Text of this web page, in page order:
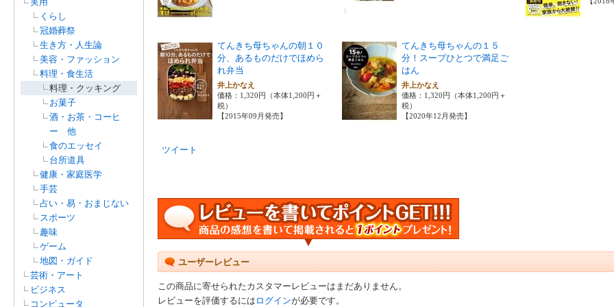
くらし
冠婚葬祭
生き方・人生論
美容・ファッション
料理・食生活
料理・クッキング
お菓子
酒・お茶・コーヒ
ー 他
食のエッセイ
台所道具
健康・家庭医学
手芸
占い・易・おまじない
スポーツ
趣味
ゲーム
地図・ガイド
芸術・アート
ビジネス
コンピュータ
てんきち母ちゃんの朝１０
分、あるものだけでほめら
れ弁当
井上かなえ
価格：1,320円（本体1,200円＋
税）
【2015年09月発売】
てんきち母ちゃんの１５
分！スープひとつで満足ご
はん
井上かなえ
価格：1,320円（本体1,200円＋
税）
【2020年12月発売】
ツイート
ユーザーレビュー
この商品に寄せられたカスタマーレビューはまだありません。
レビューを評価するには ログインが必要です。